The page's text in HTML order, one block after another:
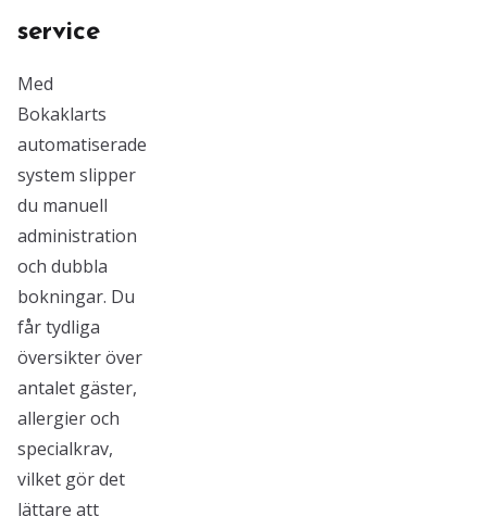
service
Med
Bokaklarts
automatiserade
system slipper
du manuell
administration
och dubbla
bokningar. Du
får tydliga
översikter över
antalet gäster,
allergier och
specialkrav,
vilket gör det
lättare att